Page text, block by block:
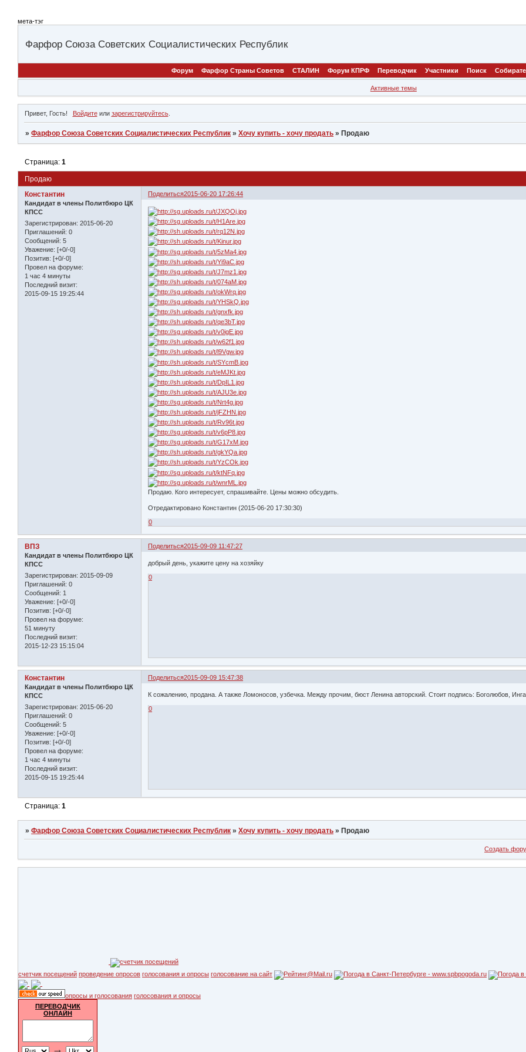
мета-тэг
Фарфор Союза Советских Социалистических Республик
Форум Фарфор Страны Советов СТАЛИН Форум КПРФ Переводчик Участники Поиск
Активные темы
Привет, Гость! Войдитеили зарегистрируйтесь.
»Фарфор Союза Советских Социалистических Республик »Хочу купить - хочу продать » Продаю
Продаю
Страница:1
Поделиться2015-06-20 17:26:44
Константин
Кандидат в члены Политбюро ЦК
КПСС
Зарегистрирован: 2015-06-20
Приглашений: 0
Сообщений: 5
Уважение: [+0/-0]
Позитив: [+0/-0]
Провел на форуме:
1 час 4 минуты
Последний визит:
2015-09-15 19:25:44
Продаю. Кого интересует, спрашивайте. Цены можно обсудить.
Отредактировано Константин (2015-06-20 17:30:30)
0
Поделиться2015-09-09 11:47:27
ВПЗ
Кандидат в члены Политбюро ЦК
КПСС
Зарегистрирован: 2015-09-09
Приглашений: 0
Сообщений: 1
Уважение: [+0/-0]
Позитив: [+0/-0]
Провел на форуме:
51 минуту
Последний визит:
2015-12-23 15:15:04
добрый день, укажите цену на хозяйку
0
Поделиться2015-09-09 15:47:38
Константин
Кандидат в члены Политбюро ЦК
КПСС
Зарегистрирован: 2015-06-20
Приглашений: 0
Сообщений: 5
Уважение: [+0/-0]
Позитив: [+0/-0]
Провел на форуме:
1 час 4 минуты
Последний визит:
2015-09-15 19:25:44
К сожалению, продана. А также Ломоносов, узбечка. Между прочим, бюст Ленина авторский. Стоит подпись: Боголюбов,
0
Страница:1
»Фарфор Союза Советских Социалистических Республик »Хочу купить - хочу продать »Продаю
Создать
счетчик посещений проведение опросов голосования и опросы голосование на сайт
опросы и голосования голосования и опросы
ПЕРЕВОДЧИК
ОНЛАЙН
→